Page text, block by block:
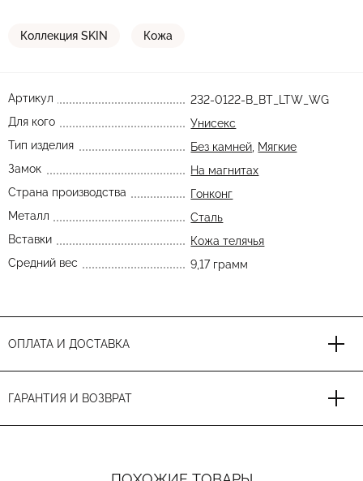
Коллекция SKIN Кожа
Артикул
232-0122-B_BT_LTW_WG
Для кого
Унисекс
Тип изделия
Без камней Мягкие
Замок
На магнитах
Страна производства
Гонконг
Металл
Сталь
Вставки
Кожа телячья
Средний вес
9,17 грамм
ОПЛАТА И ДОСТАВКА
ГАРАНТИЯ И ВОЗВРАТ